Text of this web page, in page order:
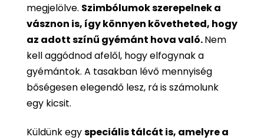
megjelölve. Szimbólumok szerepelnek a
vásznon is, így könnyen követheted, hogy
az adott színű gyémánt hova való.Nem
kell aggódnod afelől, hogy elfogynak a
gyémántok. A tasakban lévő mennyiség
bőségesen elegendő lesz, rá is számolunk
egy kicsit.
Küldünk egyspeciális tálcát is, amelyre a